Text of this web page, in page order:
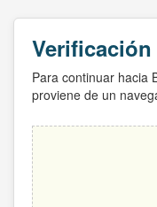
Para continuar hacia
proviene de un